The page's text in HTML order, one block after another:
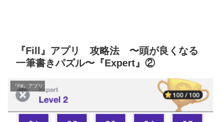
『Fill』アプリ 攻略法 〜頭が良くなる
一筆書きパズル〜『Expert』②
『Fill』アプリ